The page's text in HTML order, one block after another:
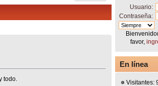
todo.
Usuario:
Contraseña:
favor,
En línea
Visitantes: